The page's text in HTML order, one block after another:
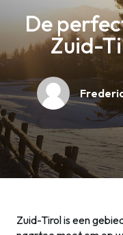
De
Zuid-
Zuid-Tirol is een